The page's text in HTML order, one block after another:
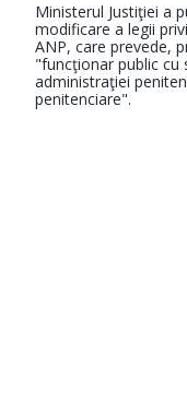
Ministerul Justiţiei a
modificare a legii
ANP, care prevede,
"funcţionar public cu
administraţiei
penitenciare".